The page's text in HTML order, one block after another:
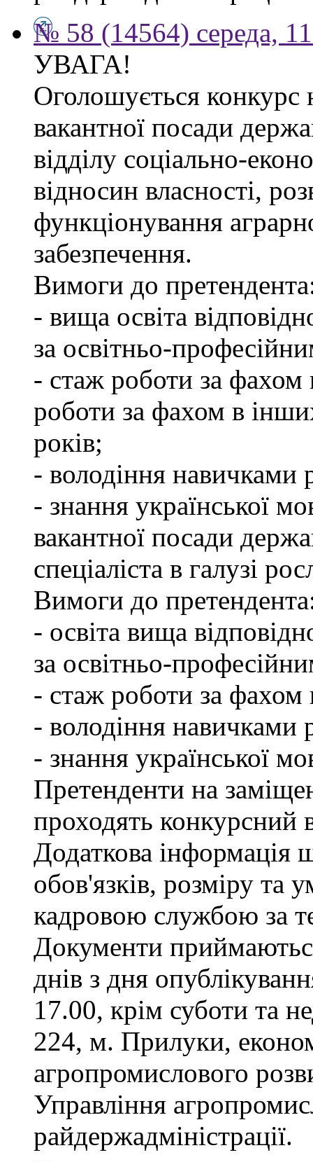
№ 58 (14564) середа,
УВАГА!
Оголошується конкурс
вакантної посади
відділу соціально-
відносин власності,
функціонування
забезпечення.
Вимоги до
- вища освіта
за освітньо-
- стаж роботи за
роботи за фахом в
років;
- володіння навичками
- знання української
вакантної посади
спеціаліста в галузі
Вимоги до
- освіта вища
за освітньо-
- стаж роботи за
- володіння навичками
- знання української
Претенденти на
проходять конкурсний
Додаткова інформація
обов'язків, розміру та
кадровою службою за
Документи
днів з дня
17.00, крім суботи та
224, м. Прилуки,
агропромислового
Управління
райдержадміністрації.